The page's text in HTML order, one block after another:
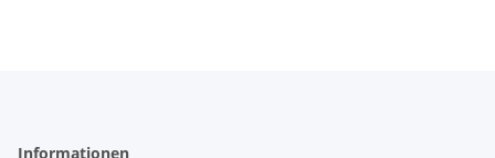
Informationen